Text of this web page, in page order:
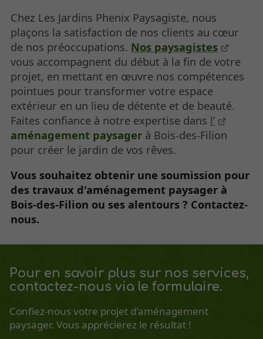
Chez Les Jardins Phenix Paysagiste, nous
plaçons la satisfaction de nos clients au cœur
de nos préoccupations. Nos paysagistes
vous accompagnent du début à la fin de votre
projet, en mettant en œuvre nos compétences
pointues pour transformer votre espace
extérieur en un lieu de détente et de beauté.
Faites confiance à notre expertise dans l’
aménagement paysager à Bois-des-Filion
pour créer le jardin de vos rêves.
Vous souhaitez obtenir une soumission pour
des travaux d'aménagement paysager à
Bois-des-Filion ou ses alentours ? Contactez-
nous.
Pour en savoir plus sur nos services,
contactez-nous via le formulaire.
Confiez-nous votre projet d'aménagement
paysager. Vous apprécierez le résultat !